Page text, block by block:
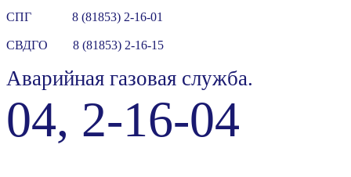
СПГ 8 (81853) 2-16-01
СВДГО 8 (81853) 2-16-15
Аварийная газовая служба.
04, 2-16-04